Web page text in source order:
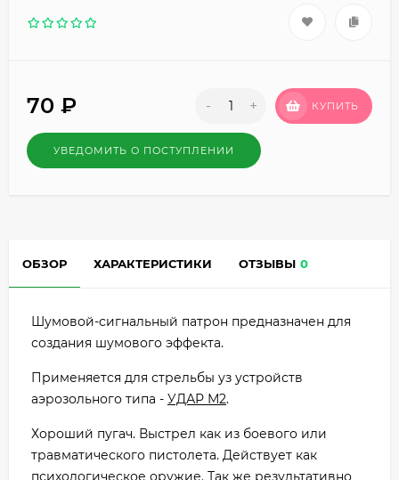
70 ₽ - + КУПИТЬ
УВЕДОМИТЬ О ПОСТУПЛЕНИИ
ОБЗОР ХАРАКТЕРИСТИКИ ОТЗЫВЫ 0
Шумовой-сигнальный патрон предназначен для
создания шумового эффекта.
Применяется для стрельбы уз устройств
аэрозольного типа - УДАР М2.
Хороший пугач. Выстрел как из боевого или
травматического пистолета. Действует как
психологическое оружие. Так же результативно